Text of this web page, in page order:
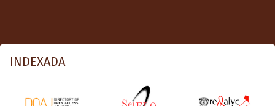
INDEXADA